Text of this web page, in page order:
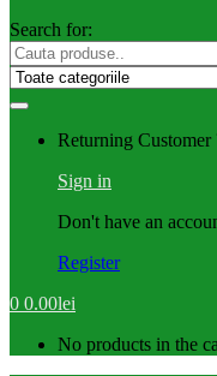
Search for:
Returning Customer
Sign in
Don't have an
Register
0 0.00lei
No products in the